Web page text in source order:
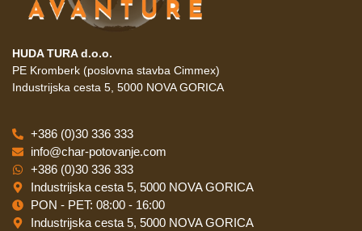
HUDA TURA d.o.o.
PE Kromberk (poslovna stavba Cimmex)
Industrijska cesta 5, 5000 NOVA GORICA
+386 (0)30 336 333
info@char-potovanje.com
+386 (0)30 336 333
Industrijska cesta 5, 5000 NOVA GORICA
PON - PET: 08:00 - 16:00
Industrijska cesta 5, 5000 NOVA GORICA